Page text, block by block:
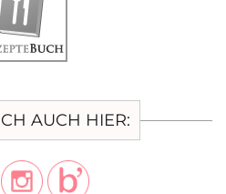
AUCH HIER: